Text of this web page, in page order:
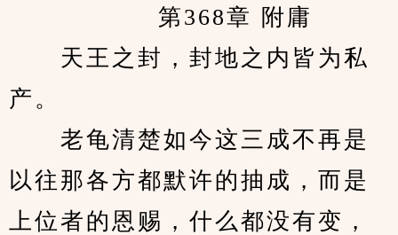
第368章 附庸
天王之封，封地之内皆为私
产。
老龟清楚如今这三成不再是
以往那各方都默许的抽成，而是
上位者的恩赐，什么都没有变，